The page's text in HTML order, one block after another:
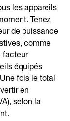
les appareils
Tenez
de puissance
comme
facteur
équipés
fois le total
en
selon la